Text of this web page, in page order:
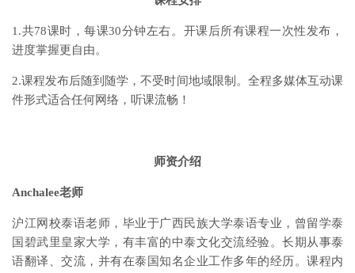
1.共78课时，每课30分钟左右。开课后所有课程一次性发布，
进度掌握更自由。
2.课程发布后随到随学，不受时间地域限制。全程多媒体互动课
件形式适合任何网络，听课流畅！
师资介绍
Anchalee老师
沪江网校泰语老师，毕业于广西民族大学泰语专业，曾留学泰
国碧武里皇家大学，有丰富的中泰文化交流经验。长期从事泰
语翻译、交流，并有在泰国知名企业工作多年的经历。课程内